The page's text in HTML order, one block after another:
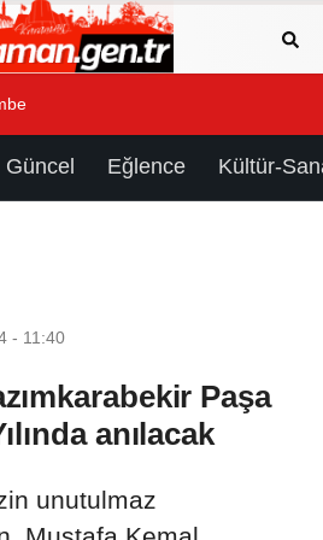
Güncel Eğlence Kültür-
- 11:40
Paşa
anılacak
unutulmaz